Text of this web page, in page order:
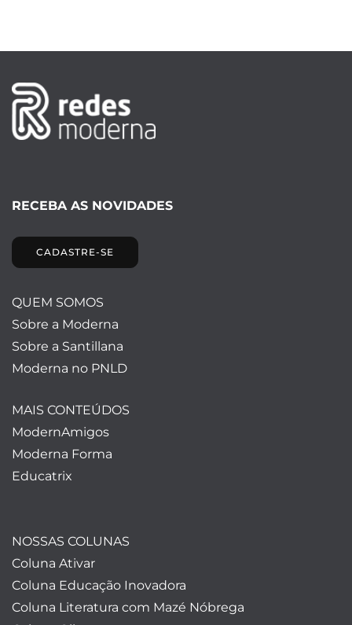
RECEBA AS NOVIDADES
CADASTRE-SE
QUEM SOMOS
Sobre a Moderna
Sobre a Santillana
Moderna no PNLD
MAIS CONTEÚDOS
ModernAmigos
Moderna Forma
Educatrix
NOSSAS COLUNAS
Coluna Ativar
Coluna Educação Inovadora
Coluna Literatura com Mazé Nóbrega